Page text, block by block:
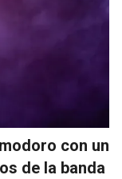
con un
de la banda